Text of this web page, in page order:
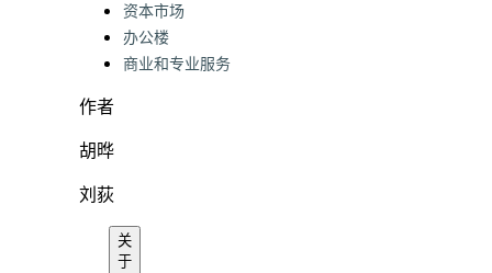
资本市场
办公楼
商业和专业服务
作者
胡晔
刘荻
关
于